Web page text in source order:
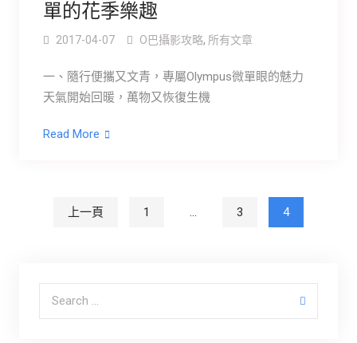
單的花季樂趣
2017-04-07 O巴攝影攻略, 所有文章
一、隨行便攜又文青，專屬Olympus微單眼的魅力
天氣開始回暖，萬物又恢復生機
Read More
文章分頁
上一頁 1 ... 3 4
Search for: